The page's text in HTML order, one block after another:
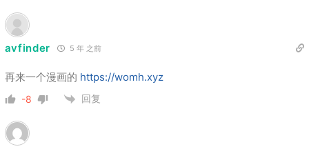
avfinder 5 年 之前
再来一个漫画的 https://womh.xyz
-8 回复